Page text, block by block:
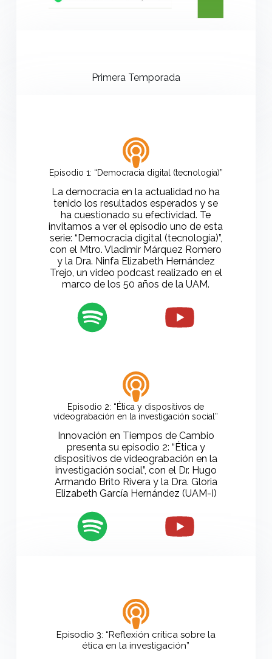
Primera Temporada
Episodio 1: “Democracia digital (tecnología)”
La democracia en la actualidad no ha
tenido los resultados esperados y se
ha cuestionado su efectividad. Te
invitamos a ver el episodio uno de esta
serie: “Democracia digital (tecnología)”,
con el Mtro. Vladimir Márquez Romero
y la Dra. Ninfa Elizabeth Hernández
Trejo, un video podcast realizado en el
marco de los 50 años de la UAM.
Episodio 2: “Ética y dispositivos de
videograbación en la investigación social”
Innovación en Tiempos de Cambio
presenta su episodio 2: “Ética y
dispositivos de videograbación en la
investigación social”, con el Dr. Hugo
Armando Brito Rivera y la Dra. Gloria
Elizabeth García Hernández (UAM-I)
Episodio 3: “Reflexión crítica sobre la
ética en la investigación”